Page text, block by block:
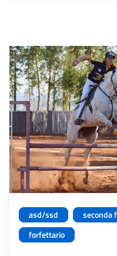
asd/ssd
seconda
forfettario